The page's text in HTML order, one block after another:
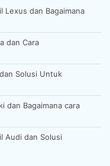
Lexus dan Bagaimana
dan Cara
Solusi Untuk
dan Bagaimana cara
Audi dan Solusi